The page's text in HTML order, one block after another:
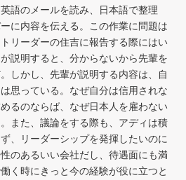
語のメールを読み、日本語で整理
に内容を伝える。この作業に問題は
リーダーの住吉に報告する際にはい
説明すると、分からないから先輩を
しかし、先輩が説明する内容は、自
思っている。なぜ自分は信用されな
るのならば、なぜ日本人を雇わない
また、議論をする際も、アディは積
、リーダーシップを発揮したいのに
のあるいい会社だし、待遇面にも満
く時にきっと今の経験が役に立つと